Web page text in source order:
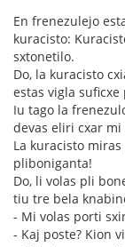
En frenezulejo
kuracisto:
sxtonetilo.
Do, la kuracisto
estas vigla
Iu tago la
devas eliri cxar
La kuracisto
pliboniganta!
Do, li volas pli
tiu tre bela
- Mi volas porti
- Kaj poste? Kion